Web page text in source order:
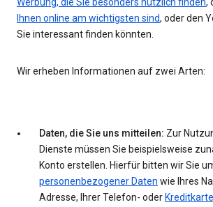
Werbung, die Sie besonders nützlich finden,
Ihnen online am wichtigsten sind, oder den
Sie interessant finden könnten.
Wir erheben Informationen auf zwei Arten:
Daten, die Sie uns mitteilen: Zur
Dienste müssen Sie beispielsweise
Konto erstellen. Hierfür bitten wir Sie
personenbezogener Daten wie Ihres
Adresse, Ihrer Telefon- oder